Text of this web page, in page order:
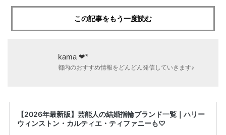
この記事をもう一度読む
kama ❤︎*
都内のおすすめ情報をどんどん発信していきます♪
【2026年最新版】芸能人の結婚指輪ブランド一覧｜ハリー
ウィンストン・カルティエ・ティファニーも♡